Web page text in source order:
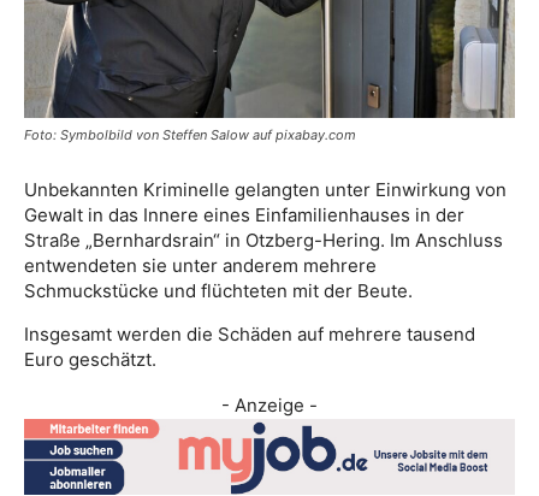
Foto: Symbolbild von Steffen Salow auf pixabay.com
Unbekannten Kriminelle gelangten unter Einwirkung von
Gewalt in das Innere eines Einfamilienhauses in der
Straße „Bernhardsrain“ in Otzberg-Hering. Im Anschluss
entwendeten sie unter anderem mehrere
Schmuckstücke und flüchteten mit der Beute.
Insgesamt werden die Schäden auf mehrere tausend
Euro geschätzt.
- Anzeige -